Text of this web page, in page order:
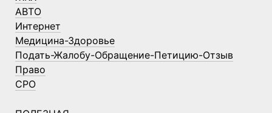
АВТО
Интернет
Медицина-Здоровье
Подать-Жалобу-Обращение-Петицию-Отзыв
Право
СРО